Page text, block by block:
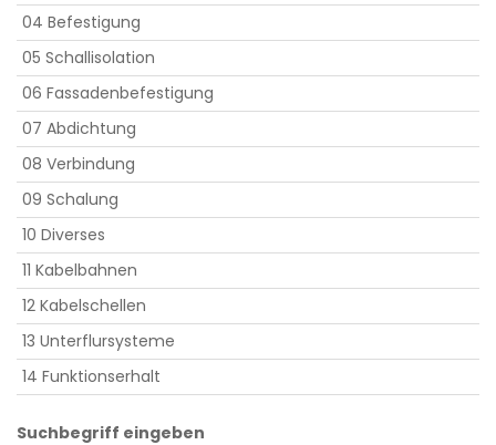
04 Befestigung
05 Schallisolation
06 Fassadenbefestigung
07 Abdichtung
08 Verbindung
09 Schalung
10 Diverses
11 Kabelbahnen
12 Kabelschellen
13 Unterflursysteme
14 Funktionserhalt
Suchbegriff eingeben